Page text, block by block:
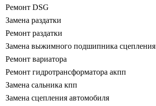
Ремонт DSG
Замена раздатки
Ремонт раздатки
Замена выжимного подшипника сцепления
Ремонт вариатора
Ремонт гидротрансформатора акпп
Замена сальника кпп
Замена сцепления автомобиля